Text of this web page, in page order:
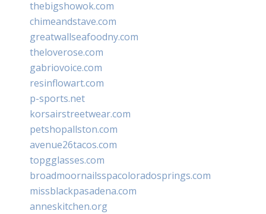
thebigshowok.com
chimeandstave.com
greatwallseafoodny.com
theloverose.com
gabriovoice.com
resinflowart.com
p-sports.net
korsairstreetwear.com
petshopallston.com
avenue26tacos.com
topgglasses.com
broadmoornailsspacoloradosprings.com
missblackpasadena.com
anneskitchen.org